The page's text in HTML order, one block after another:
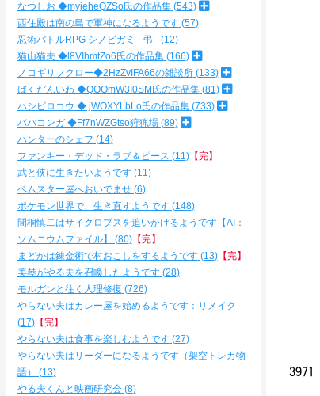
3971
なつしお ◆myjeheQZSo氏の作品集 543
西住殿は南の島で軍神になるようです 57
忍術バトルRPG シノビガミ - 弔 - 12
猫山猫夫 ◆l8VIhmtZo6氏の作品集 166
ノコギリフクロー◆2HzZvIFA66の雑談所 133
ばくだんいわ ◆QOOmW3I0SM氏の作品集 81
ハシビロコウ ◆.jWOXYLbLo氏の作品集 733
ババコンガ ◆Ff7nWZGtso狩猟場 89
ハンターのシェフ 14
ファンキー・デッド・ラブ＆ピース 11 【完】
武と侠に生きたいようです 11
ベムスター屋へおいでませ 6
ポケモン世界で、生き直すようです 148
間桐慎二はサイクロプスを追いかけるようです【AI：
ソムニウムファイル】
80 【完】
まどかは錬金術で村おこしをするようです 13 【完】
美琴がやる夫を召喚したようです 28
モルガンと往く人理修復 726
やらない夫はカレー屋を始めるようです：リメイク
17 【完】
やらない夫は食事を楽しむようです 27
やらない夫はリーダーになるようです（架空トレカ物
語）
13
やる夫くんと映画研究会 8